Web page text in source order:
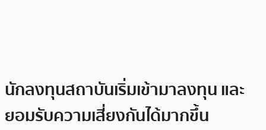
นักลงทุนสถาบันเริ่มเข้ามาลงทุน และ
ยอมรับความเสี่ยงกันได้มากขึ้น